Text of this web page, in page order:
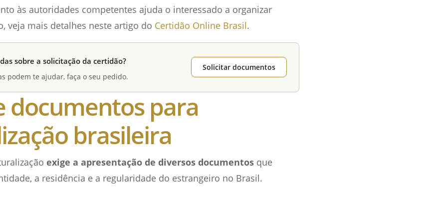
às autoridades competentes ajuda o interessado a organizar
veja mais detalhes neste artigo do Certidão Online Brasil.
sobre a solicitação da certidão?
podem te ajudar, faça o seu pedido.
Solicitar documentos
documentos para
brasileira
exige a apresentação de diversos documentosque
a residência e a regularidade do estrangeiro no Brasil.